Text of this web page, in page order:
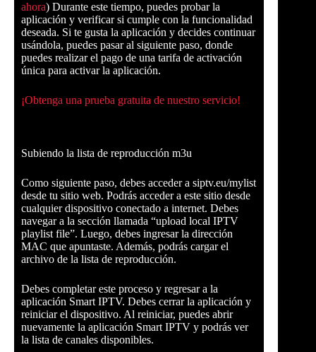
ahora) Durante este tiempo, puedes probar la
aplicación y verificar si cumple con la funcionalidad
deseada. Si te gusta la aplicación y decides continuar
usándola, puedes pasar al siguiente paso, donde
puedes realizar el pago de una tarifa de activación
única para activar la aplicación.
¡Obtenga una prueba gratuita de nuestro servicio!
Subiendo la lista de reproducción m3u
Como siguiente paso, debes acceder a siptv.eu/mylist
desde tu sitio web. Podrás acceder a este sitio desde
cualquier dispositivo conectado a internet. Debes
navegar a la sección llamada “upload local IPTV
playlist file”. Luego, debes ingresar la dirección
MAC que apuntaste. Además, podrás cargar el
archivo de la lista de reproducción.
Debes completar este proceso y regresar a la
aplicación Smart IPTV. Debes cerrar la aplicación y
reiniciar el dispositivo. Al reiniciar, puedes abrir
nuevamente la aplicación Smart IPTV y podrás ver
la lista de canales disponibles.